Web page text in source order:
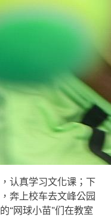
认真学习文化课；下
奔上校车去文峰公园
“网球小苗”们在教室